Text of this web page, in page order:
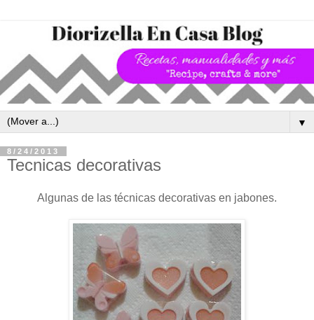
▼
8/24/2013
Tecnicas decorativas
Algunas de las técnicas decorativas en jabones.